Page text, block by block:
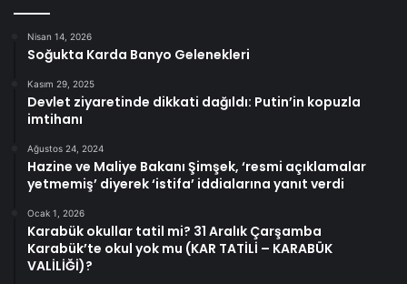
Nisan 14, 2026
Soğukta Karda Banyo Gelenekleri
Kasım 29, 2025
Devlet ziyaretinde dikkati dağıldı: Putin’in kopuzla
imtihanı
Ağustos 24, 2024
Hazine ve Maliye Bakanı Şimşek, ‘resmi açıklamalar
yetmemiş’ diyerek ‘istifa’ iddialarına yanıt verdi
Ocak 1, 2026
Karabük okullar tatil mi? 31 Aralık Çarşamba
Karabük’te okul yok mu (KAR TATİLİ – KARABÜK
VALİLİĞİ)?